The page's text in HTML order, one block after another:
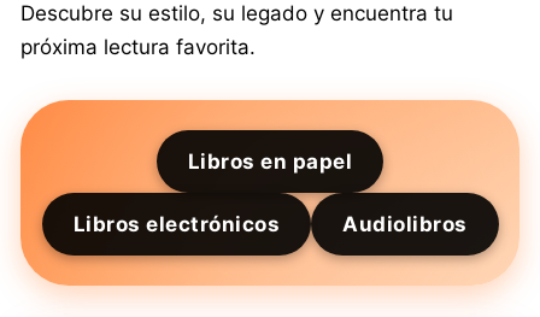
Descubre su estilo, su legado y encuentra tu
próxima lectura favorita.
Libros en papel
Libros electrónicos Audiolibros